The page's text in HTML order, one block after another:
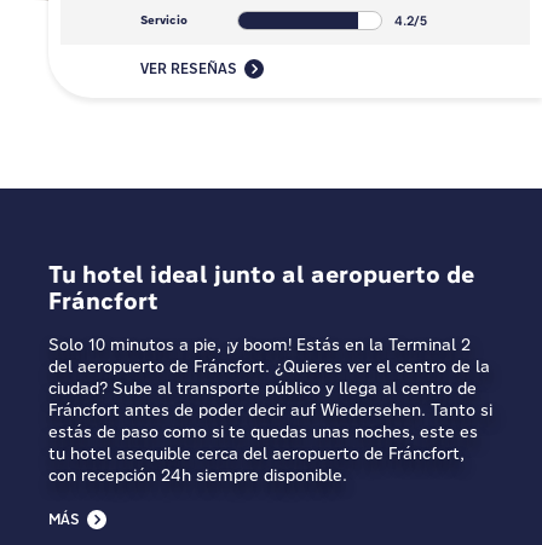
Servicio 4.2/5
VER RESEÑAS
Tu hotel ideal junto al aeropuerto de
Fráncfort
Solo 10 minutos a pie, ¡y boom! Estás en la Terminal 2
del aeropuerto de Fráncfort. ¿Quieres ver el centro de la
ciudad? Sube al transporte público y llega al centro de
Fráncfort antes de poder decir auf Wiedersehen. Tanto si
estás de paso como si te quedas unas noches, este es
tu hotel asequible cerca del aeropuerto de Fráncfort,
con recepción 24h siempre disponible.
MÁS